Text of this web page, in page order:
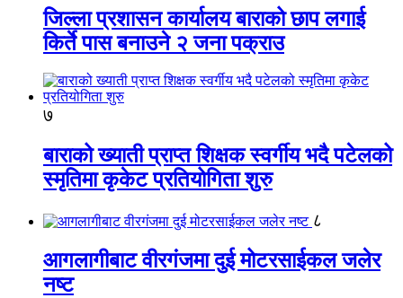
जिल्ला प्रशासन कार्यालय बाराको छाप लगाई
किर्ते पास बनाउने २ जना पक्राउ
७
बाराको ख्याती प्राप्त शिक्षक स्वर्गीय भदै पटेलको
स्मृतिमा कृकेट प्रतियोगिता शुरु
८
आगलागीबाट वीरगंजमा दुई मोटरसाईकल जलेर
नष्ट